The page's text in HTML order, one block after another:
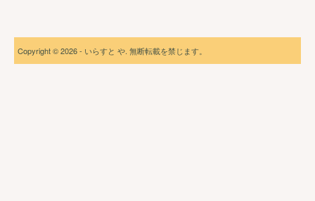
Copyright © 2026 - いらすと や. 無断転載を禁じます。